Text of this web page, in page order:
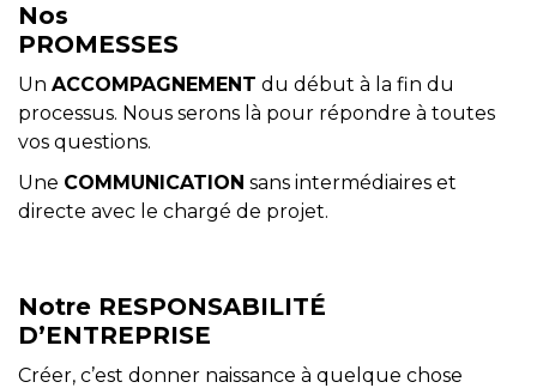
Nos
PROMESSES
Un ACCOMPAGNEMENT du début à la fin du
processus. Nous serons là pour répondre à toutes
vos questions.
Une COMMUNICATION sans intermédiaires et
directe avec le chargé de projet.
Notre RESPONSABILITÉ
D’ENTREPRISE
Créer, c’est donner naissance à quelque chose